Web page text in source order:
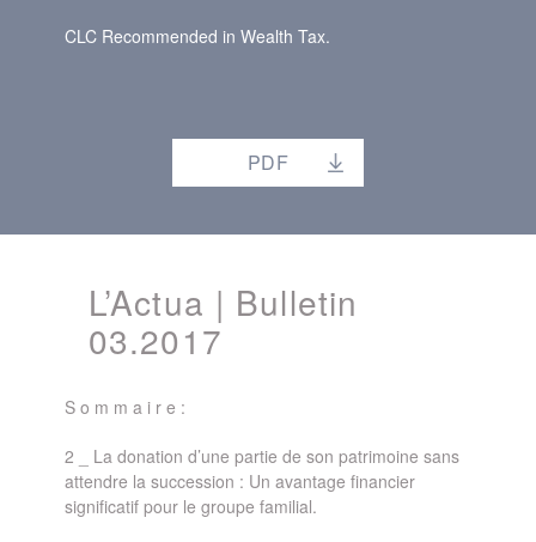
CLC Recommended in Wealth Tax.
PDF
L’Actua | Bulletin
03.2017
S o m m a i r e :
2 _ La donation d’une partie de son patrimoine sans
attendre la succession : Un avantage financier
significatif pour le groupe familial.